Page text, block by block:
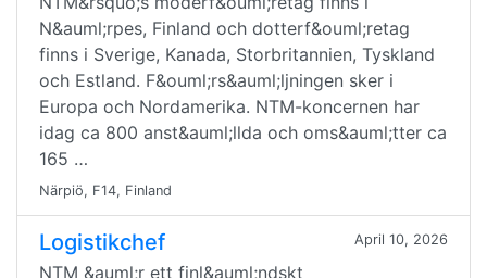
N&auml;rpes, Finland och dotterf&ouml;retag
finns i Sverige, Kanada, Storbritannien, Tyskland
och Estland. F&ouml;rs&auml;ljningen sker i
Europa och Nordamerika. NTM-koncernen har
idag ca 800 anst&auml;llda och oms&auml;tter ca
165 …
Närpiö, F14, Finland
Logistikchef April 10, 2026
NTM &auml;r ett finl&auml;ndskt